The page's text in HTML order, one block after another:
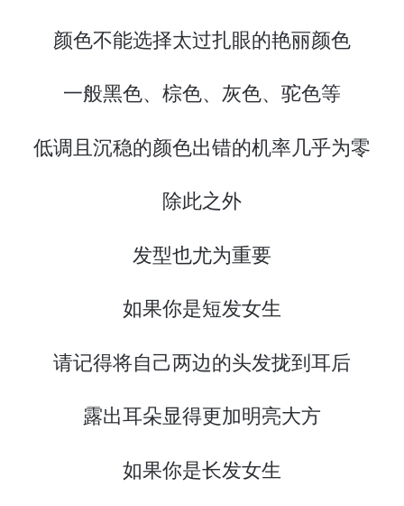
颜色不能选择太过扎眼的艳丽颜色
一般黑色、棕色、灰色、驼色等
低调且沉稳的颜色出错的机率几乎为零
除此之外
发型也尤为重要
如果你是短发女生
请记得将自己两边的头发拢到耳后
露出耳朵显得更加明亮大方
如果你是长发女生